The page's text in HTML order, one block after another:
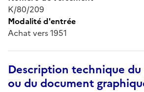
K/80/209
Modalité d'entrée
Achat vers 1951
Description technique
ou du document